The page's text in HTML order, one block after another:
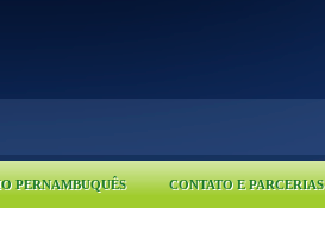
PERNAMBUQUÊS CONTATO E PARCERIAS